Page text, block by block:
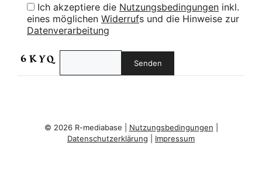
Ich akzeptiere die Nutzungsbedingungen inkl.
eines möglichen Widerrufs und die Hinweise zur
Datenverarbeitung
© 2026 R-mediabase | Nutzungsbedingungen
Datenschutzerklärung
Impressum